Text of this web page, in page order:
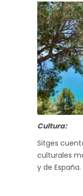
Cultura:
Sitges
culturales
y de España.